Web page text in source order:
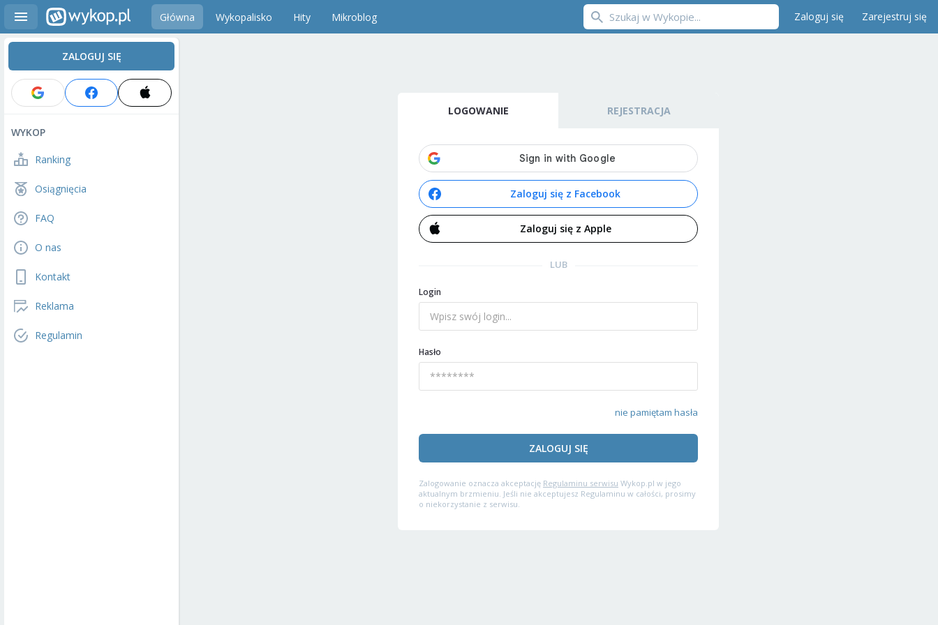
Główna Wykopalisko Hity Mikroblog Zaloguj się Zarejestruj się
ZALOGUJ SIĘ
WYKOP
Ranking
Osiągnięcia
FAQ
O nas
Kontakt
Reklama
Regulamin
LOGOWANIE REJESTRACJA
Zaloguj się z Facebook
Zaloguj się z Apple
LUB
Login
Hasło
nie pamiętam hasła
ZALOGUJ SIĘ
Zalogowanie oznacza akceptację Regulaminu serwisu Wykop.pl w jego
aktualnym brzmieniu. Jeśli nie akceptujesz Regulaminu w całości, prosimy
o niekorzystanie z serwisu.